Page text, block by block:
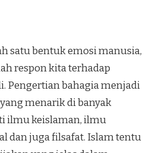
satu bentuk emosi manusia,
respon kita terhadap
Pengertian bahagia menjadi
menarik di banyak
ilmu keislaman, ilmu
dan juga filsafat. Islam tentu